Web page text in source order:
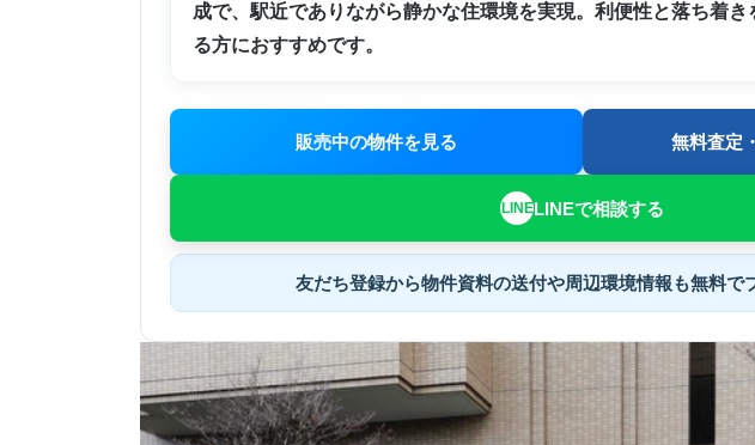
成で、駅近でありながら静かな住環境を実現。利便性と落ち着
る方におすすめです。
販売中の物件を見る 無料査定
LINEで相談する
友だち登録から物件資料の送付や周辺環境情報も無料で